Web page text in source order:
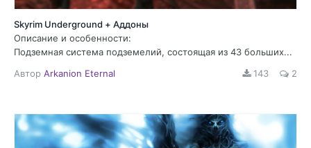
Skyrim Underground + Аддоны
Описание и особенности:
Подземная система подземелий, состоящая из 43 больших...
Автор Arkanion Eternal 143 2